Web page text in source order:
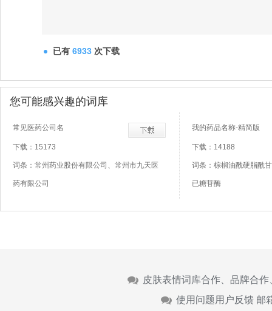
已有 6933 次下载
您可能感兴趣的词库
常见医药公司名
下载：15173
词条：常州药业股份有限公司、常州市九天医
药有限公司
我的药品名称-精简版
下载：14188
词条：棕榈油酰硬脂酰
已糖苷酶
皮肤表情词库合作、品牌合
使用问题用户反馈 邮